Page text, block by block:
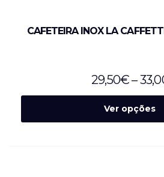
CAFETEIRA INOX LA
29,50€–
Ver opções